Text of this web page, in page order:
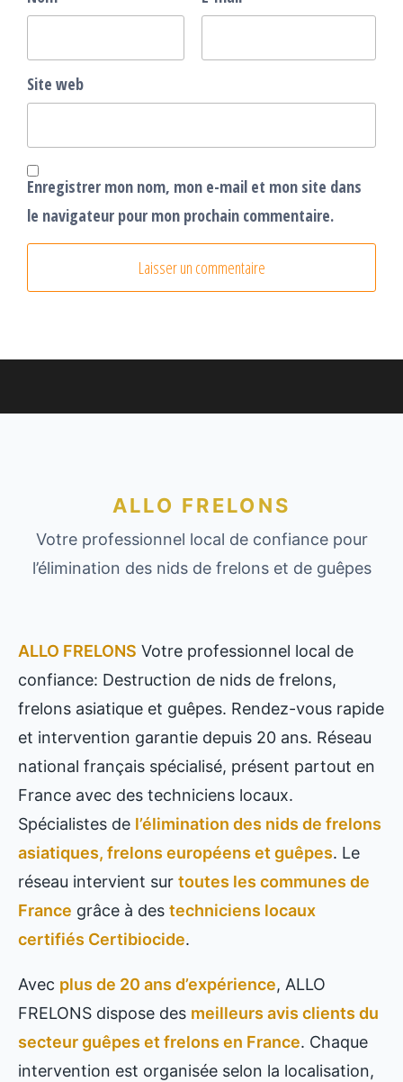
Site web
Enregistrer mon nom, mon e-mail et mon site dans
le navigateur pour mon prochain commentaire.
ALLO FRELONS
Votre professionnel local de confiance pour
l’élimination des nids de frelons et de guêpes
ALLO FRELONS Votre professionnel local de
confiance: Destruction de nids de frelons,
frelons asiatique et guêpes. Rendez-vous rapide
et intervention garantie depuis 20 ans. Réseau
national français spécialisé, présent partout en
France avec des techniciens locaux.
Spécialistes de l’élimination des nids de frelons
asiatiques, frelons européens et guêpes. Le
réseau intervient sur toutes les communes de
France grâce à des techniciens locaux
certifiés Certibiocide.
Avec plus de 20 ans d’expérience, ALLO
FRELONS dispose des meilleurs avis clients du
secteur guêpes et frelons en France. Chaque
intervention est organisée selon la localisation,